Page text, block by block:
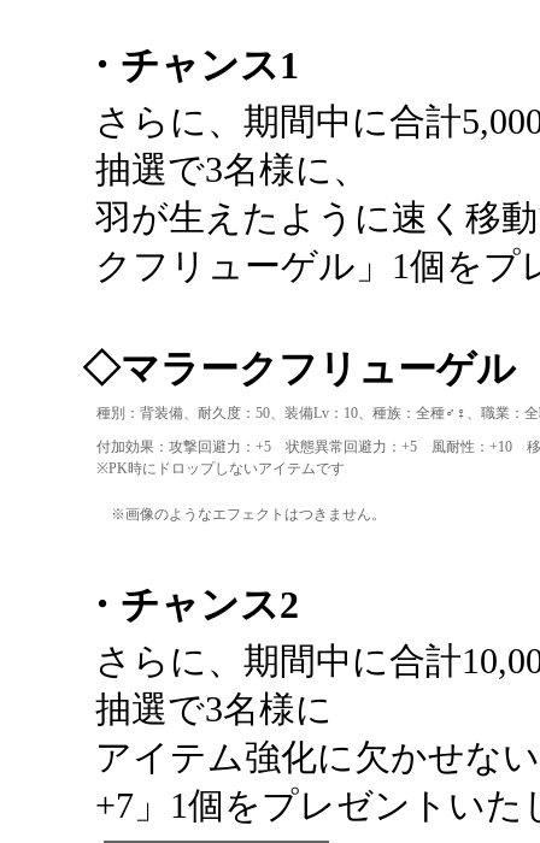
・チャンス1
さらに、期間中に合計
抽選で3名様に、
羽が生えたように速く移
クフリューゲル」1個を
◇マラークフリューゲル
種別：背装備、耐久度：50、装備Lv：10、種族：全種♂♀、職業：
付加効果：攻撃回避力：+5 状態異常回避力：+5 風耐性：+10 移
※PK時にドロップしないアイテムです
※画像のようなエフェクトはつきません。
・チャンス2
さらに、期間中に合計
抽選で3名様に
アイテム強化に欠かせな
+7」1個をプレゼントいた